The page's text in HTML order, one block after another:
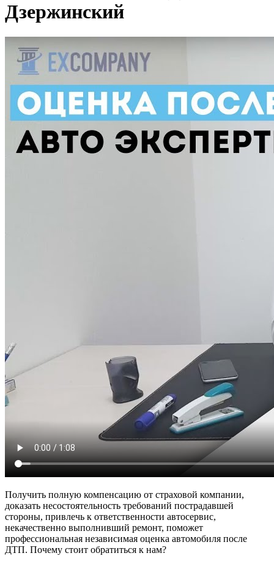
Дзержинский
Получить полную компенсацию от страховой компании,
доказать несостоятельность требований пострадавшей
стороны, привлечь к ответственности автосервис,
некачественно выполнивший ремонт, поможет
профессиональная независимая оценка автомобиля после
ДТП. Почему стоит обратиться к нам?